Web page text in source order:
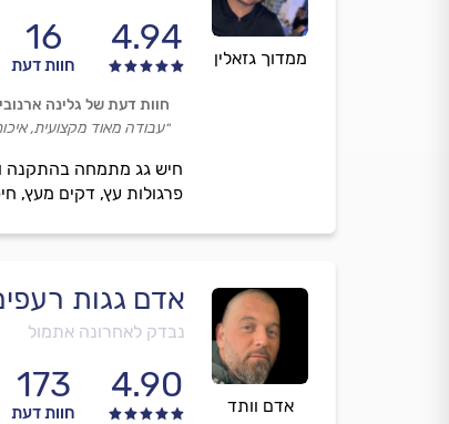
ממדוך גזאלין
4.94
16
חוות דעת
חיש גג מתמחה בהתקנה
פרגולות עץ, דקים מעץ,
חוות דעת של גלינה
״עבודה מאוד מקצועית,
אדם וותד
אדם גגות
נבדק לאחרונה אתמול
4.90
173
חוות דעת